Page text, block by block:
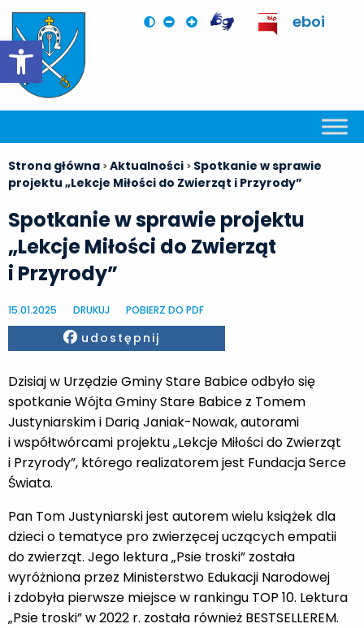
Otwórz pasek narzędzi
eboi
Strona główna >Aktualności > Spotkanie w sprawie
projektu „Lekcje Miłości do Zwierząt i Przyrody”
Spotkanie w sprawie projektu
„Lekcje Miłości do Zwierząt
i Przyrody”
15.01.2025 DRUKUJ POBIERZ DO PDF
Facebook
udostępnij
Dzisiaj w Urzędzie Gminy Stare Babice odbyło się
spotkanie Wójta Gminy Stare Babice z Tomem
Justyniarskim i Darią Janiak-Nowak, autorami
i współtwórcami projektu „Lekcje Miłości do Zwierząt
i Przyrody”, którego realizatorem jest Fundacja Serce
Świata.
Pan Tom Justyniarski jest autorem wielu książek dla
dzieci o tematyce pro zwierzęcej uczących empatii
do zwierząt. Jego lektura „Psie troski” została
wyróżniona przez Ministerstwo Edukacji Narodowej
i zdobyła pierwsze miejsce w rankingu TOP 10. Lektura
„Psie troski” w 2022 r. została również BESTSELLEREM.